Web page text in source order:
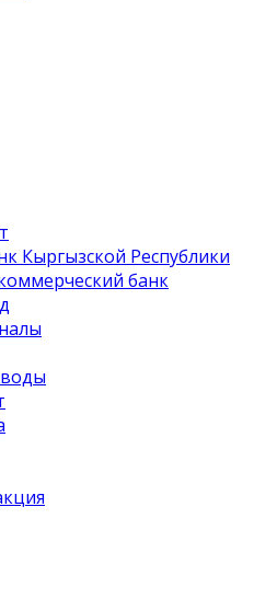
Кыргызской Республики
банк